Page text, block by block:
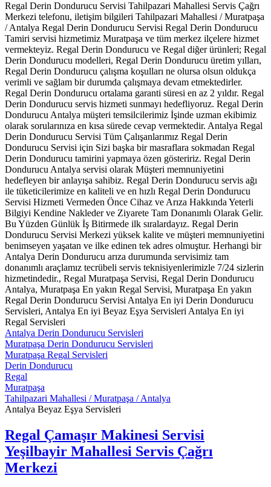
Regal Derin Dondurucu Servisi Tahilpazari Mahallesi Servis Çağrı
Merkezi telefonu, iletişim bilgileri Tahilpazari Mahallesi / Muratpaşa
/ Antalya Regal Derin Dondurucu Servisi Regal Derin Dondurucu
Tamiri servisi hizmetimiz Muratpaşa ve tüm merkez ilçelere hizmet
vermekteyiz. Regal Derin Dondurucu ve Regal diğer ürünleri; Regal
Derin Dondurucu modelleri, Regal Derin Dondurucu üretim yılları,
Regal Derin Dondurucu çalışma koşulları ne olursa olsun oldukça
verimli ve sağlam bir durumda çalışmaya devam etmektedirler.
Regal Derin Dondurucu ortalama garanti süresi en az 2 yıldır. Regal
Derin Dondurucu servis hizmeti sunmayı hedefliyoruz. Regal Derin
Dondurucu Antalya müşteri temsilcilerimiz İşinde uzman ekibimiz
olarak sorularınıza en kısa sürede cevap vermektedir. Antalya Regal
Derin Dondurucu Servisi Tüm Çalışanlarımız Regal Derin
Dondurucu Servisi için Sizi başka bir masraflara sokmadan Regal
Derin Dondurucu tamirini yapmaya özen gösteririz. Regal Derin
Dondurucu Antalya servisi olarak Müşteri memnuniyetini
hedefleyen bir anlayışa sahibiz. Regal Derin Dondurucu servis ağı
ile tüketicilerimize en kaliteli ve en hızlı Regal Derin Dondurucu
Servisi Hizmeti Vermeden Önce Cihaz ve Arıza Hakkında Yeterli
Bilgiyi Kendine Nakleder ve Ziyarete Tam Donanımlı Olarak Gelir.
Bu Yüzden Günlük İş Bitirmede ilk sıralardayız. Regal Derin
Dondurucu Servisi Merkezi yüksek kalite ve müşteri memnuniyetini
benimseyen yaşatan ve ilke edinen tek adres olmuştur. Herhangi bir
Antalya Derin Dondurucu arıza durumunda servisimiz tam
donanımlı araçlamız tecrübeli servis teknisiyenlerimizle 7/24 sizlerin
hizmetindedir., Regal Muratpaşa Servisi, Regal Derin Dondurucu
Antalya, Muratpaşa En yakın Regal Servisi, Muratpaşa En yakın
Regal Derin Dondurucu Servisi Antalya En iyi Derin Dondurucu
Servisleri, Antalya En iyi Beyaz Eşya Servisleri Antalya En iyi
Regal Servisleri
Antalya Derin Dondurucu Servisleri
Muratpaşa Derin Dondurucu Servisleri
Muratpaşa Regal Servisleri
Derin Dondurucu
Regal
Muratpaşa
Tahilpazari Mahallesi / Muratpaşa / Antalya
Antalya Beyaz Eşya Servisleri
Regal Çamaşır Makinesi Servisi
Yeşilbayir Mahallesi Servis Çağrı
Merkezi